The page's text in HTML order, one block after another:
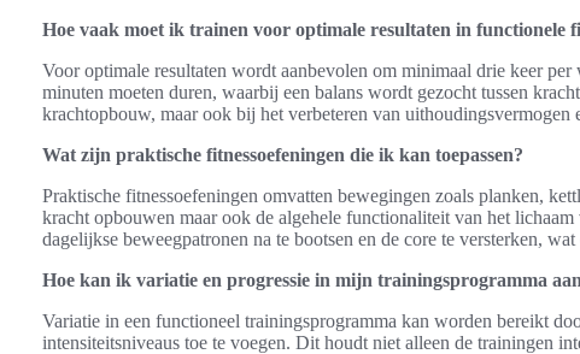
Hoe vaak moet ik trainen voor optimale resultaten in functionele
Voor optimale resultaten wordt aanbevolen om minimaal drie keer per
minuten moeten duren, waarbij een balans wordt gezocht tussen
krachtopbouw, maar ook bij het verbeteren van uithoudingsvermogen
Wat zijn praktische fitnessoefeningen die ik kan toepassen?
Praktische fitnessoefeningen omvatten bewegingen zoals planken,
kracht opbouwen maar ook de algehele functionaliteit van het
dagelijkse beweegpatronen na te bootsen en de core te versterken,
Hoe kan ik variatie en progressie in mijn trainingsprogramma
Variatie in een functioneel trainingsprogramma kan worden bereikt
intensiteitsniveaus toe te voegen. Dit houdt niet alleen de trainingen